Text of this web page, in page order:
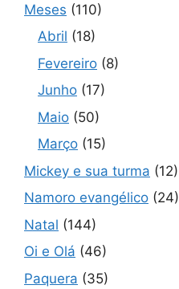
Meses (110)
Abril (18)
Fevereiro (8)
Junho (17)
Maio (50)
Março (15)
Mickey e sua turma (12)
Namoro evangélico (24)
Natal (144)
Oi e Olá (46)
Paquera (35)